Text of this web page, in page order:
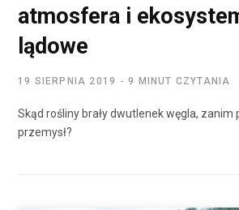
atmosfera i
lądowe
19 SIERPNIA 2019 9 MINUT CZYTANIA
Skąd rośliny brały dwutlenek węgla, zanim
przemysł?